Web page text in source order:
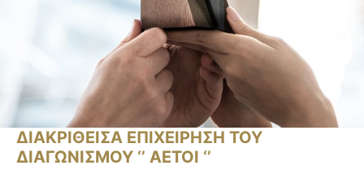
ΔΙΑΚΡΙΘΕΙΣΑ ΕΠΙΧΕΙΡΗΣΗ ΤΟΥ
ΔΙΑΓΩΝΙΣΜΟΥ ‘’ ΑΕΤΟΙ ‘’